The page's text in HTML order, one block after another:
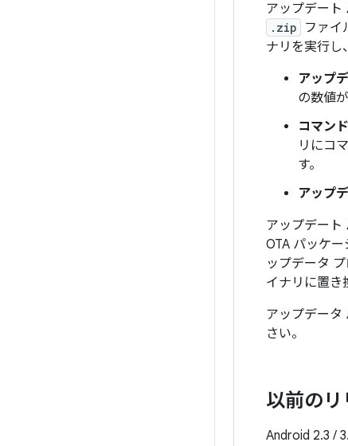
アップデート
.zip ファイ
ナリを実行し
アップ
の数値
コマン
リにコ
す。
アップ
アップデート
OTA パッケ
ップデータ
イナリに置き
アップデータ
さい。
以前の
Android 2.3 /